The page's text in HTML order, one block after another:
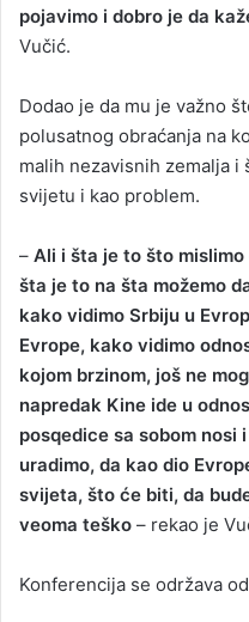
pojavimo i dobro je da
Vučić.
Dodao je da mu je važno
polusatnog obraćanja na
malih nezavisnih zemalja i
svijetu i kao problem.
– Ali i šta je to što mislimo
šta je to na šta možemo
kako vidimo Srbiju u
Evrope, kako vidimo
kojom brzinom, još ne
napredak Kine ide u
posqedice sa sobom nosi
uradimo, da kao dio
svijeta, što će biti, da
veoma teško – rekao je
Konferencija se održava